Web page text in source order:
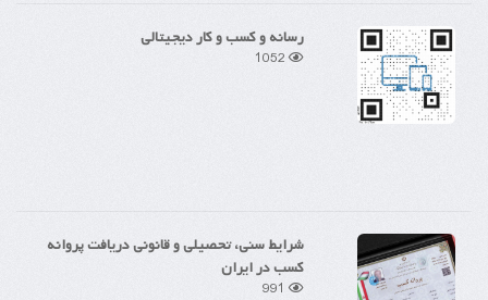
رسانه و کسب و کار دیجیتالی
شرایط سنی، تحصیلی و قانونی دریافت پروانه
کسب در ایران